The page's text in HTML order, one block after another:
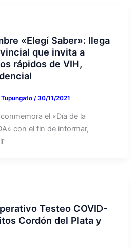
«Elegí Saber»: llega
que invita a
rápidos de VIH,
/30/11/2021
el «Día de la
con el fin de informar,
Testeo COVID-
Cordón del Plata y